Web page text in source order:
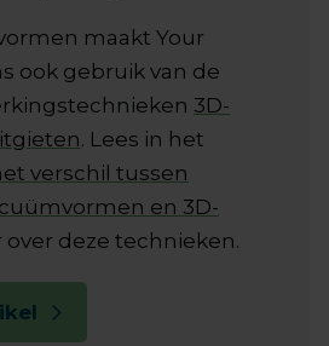
maakt Your
ook gebruik van de
3D-
. Lees in het
verschil tussen
en 3D-
over deze technieken.